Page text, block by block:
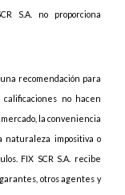
S.A. no proporciona
recomendación para
no hacen
la conveniencia
impositiva o
FIX SCR S.A. recibe
otros agentes y